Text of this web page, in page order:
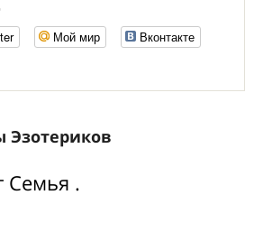
Мой мир
Вконтакте
Эзотериков
Семья .